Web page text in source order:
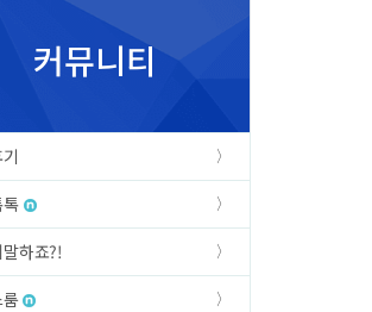
커뮤니티
하죠?!
룸